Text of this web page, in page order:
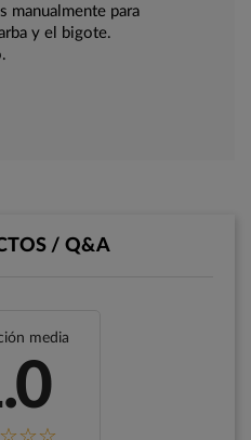
manualmente para
y el bigote.
/ Q&A
media